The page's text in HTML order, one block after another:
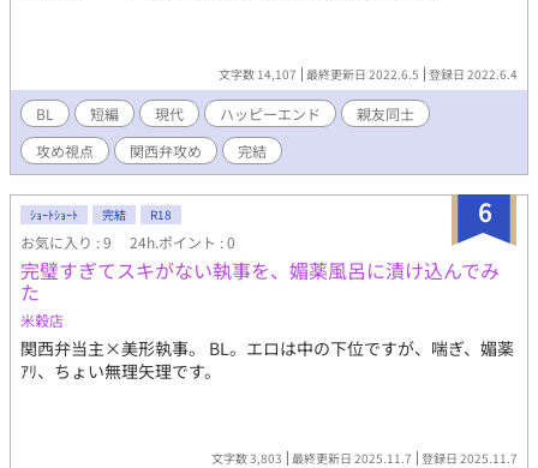
文字数 14,107 最終更新日 2022.6.5 登録日 2022.6.4
BL 短編 現代 ハッピーエンド
親友同士
攻め視点
関西弁攻め 完結
6
ｼｮｰﾄｼｮｰﾄ 完結 R18
お気に入り : 9 24h.ポイント : 0
完璧すぎてスキがない執事を、媚薬風呂に漬け込んでみ
た
米穀店
関西弁当主×美形執事。 BL。エロは中の下位ですが、喘ぎ、媚薬
ｱﾘ、ちょい無理矢理です。
文字数 3,803 最終更新日 2025.11.7 登録日 2025.11.7